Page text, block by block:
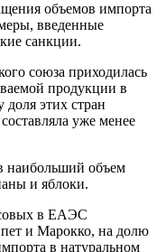
объемов импорта
введенные
санкции.
союза приходилась
продукции в
этих стран
уже менее
наибольший объем
и яблоки.
в ЕАЭС
и Марокко, на долю
в натуральном